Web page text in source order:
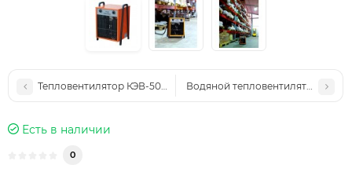
Тепловентилятор КЭВ-50Т20Е Водяной тепловентилятор КЭВ-
Есть в наличии
0